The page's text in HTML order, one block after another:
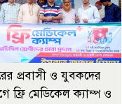
প্রবাসী ও যুবকদের
ফ্রি মেডিকেল ক্যাম্প ও